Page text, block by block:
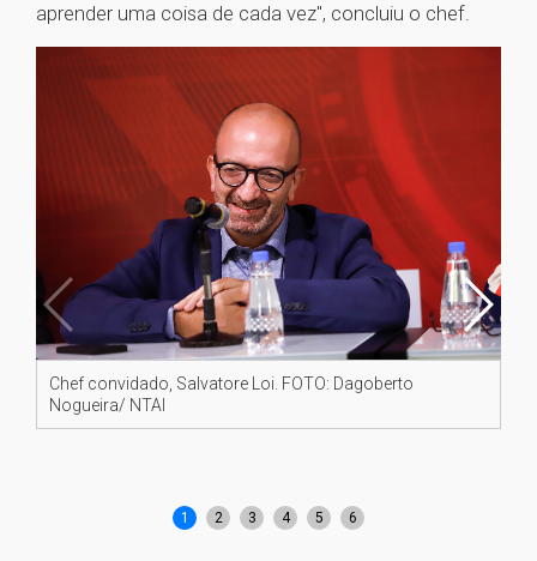
aprender uma coisa de cada vez", concluiu o chef.
Chef convidado, Salvatore Loi. FOTO: Dagoberto
Nogueira/ NTAI
1 2 3 4 5 6